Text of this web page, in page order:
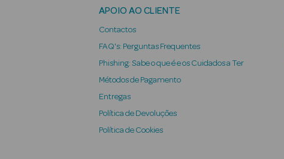
APOIO AO CLIENTE
Contactos
FAQ's: Perguntas Frequentes
Phishing: Sabe o que é e os Cuidados a Ter
Métodos de Pagamento
Entregas
Política de Devoluções
Política de Cookies